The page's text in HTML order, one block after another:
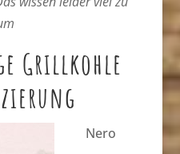
Grillkohle
Nero